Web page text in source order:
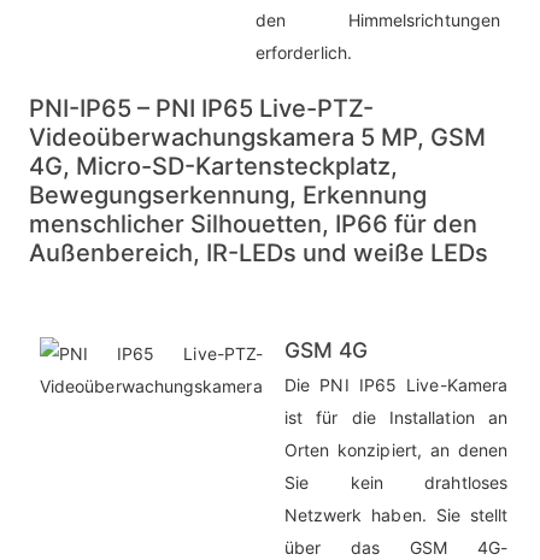
den Himmelsrichtungen
erforderlich.
PNI-IP65 – PNI IP65 Live-PTZ-
Videoüberwachungskamera 5 MP, GSM
4G, Micro-SD-Kartensteckplatz,
Bewegungserkennung, Erkennung
menschlicher Silhouetten, IP66 für den
Außenbereich, IR-LEDs und weiße LEDs
GSM 4G
Die PNI IP65 Live-Kamera
ist für die Installation an
Orten konzipiert, an denen
Sie kein drahtloses
Netzwerk haben. Sie stellt
über das GSM 4G-